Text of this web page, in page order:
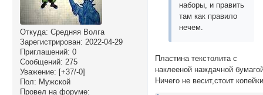
Откуда: Средняя Волга
Зарегистрирован: 2022-04-29
Приглашений: 0
Сообщений: 275
Уважение: [+37/-0]
Пол: Мужской
Провел на форуме:
наборы, и править
там как правило
нечем.
Пластина текстолита с
наклееной наждачной
Ничего не весит,стоит